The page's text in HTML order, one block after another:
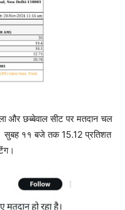
और छब्बेवाल सीट पर मतदान चल
सुबह ११ बजे तक 15.12 प्रतिशत